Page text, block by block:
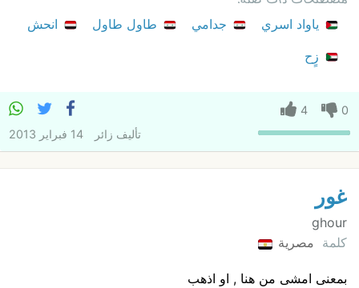
ياواد اسري
جدامي طاول طاول
انحش
زٍح
0
4
تأليف زائر 14 فبراير 2013
غور
ghour
كلمة مصرية
بمعنى امشى من هنا , او اذهب